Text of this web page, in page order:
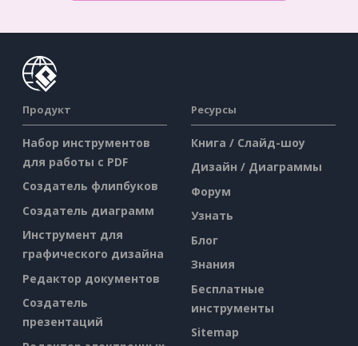
Продукт
Набор инструментов
для работы с PDF
Создатель флипбуков
Создатель диаграмм
Инструмент для
графического дизайна
Редактор документов
Создатель
презентаций
Ресурсы
Книга / Слайд-шоу
Дизайн / Диаграммы
Форум
Узнать
Блог
Знания
Бесплатные
инструменты
Sitemap